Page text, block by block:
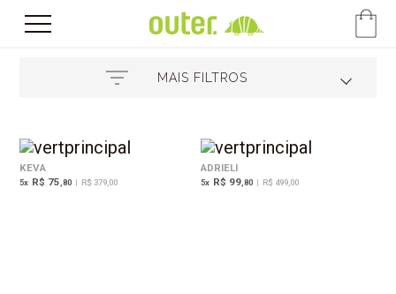
MAIS FILTROS
KEVA
5x R$ 75 ,80 | R$ 379,00
ADRIELI
5x R$ 99,80 | R$ 499,00